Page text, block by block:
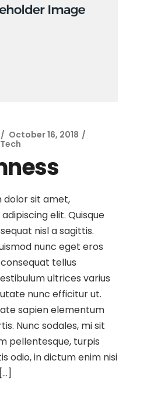
October 16, 2018
Tech
dolor sit amet,
elit. Quisque
nisl a sagittis.
nunc eget eros
tellus
ultrices varius
nunc efficitur ut.
sapien elementum
Nunc sodales, mi sit
pellentesque, turpis
odio, in dictum enim nisi